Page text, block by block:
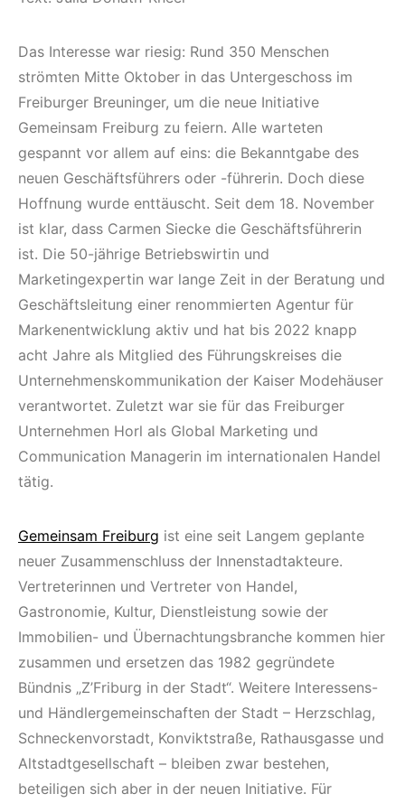
Das Interesse war riesig: Rund 350 Menschen
strömten Mitte Oktober in das Untergeschoss im
Freiburger Breuninger, um die neue Initiative
Gemeinsam Freiburg zu feiern. Alle warteten
gespannt vor allem auf eins: die Bekanntgabe des
neuen Geschäftsführers oder -führerin. Doch diese
Hoffnung wurde enttäuscht. Seit dem 18. November
ist klar, dass Carmen Siecke die Geschäftsführerin
ist. Die 50-jährige Betriebswirtin und
Marketingexpertin war lange Zeit in der Beratung und
Geschäftsleitung einer renommierten Agentur für
Markenentwicklung aktiv und hat bis 2022 knapp
acht Jahre als Mitglied des Führungskreises die
Unternehmenskommunikation der Kaiser Modehäuser
verantwortet. Zuletzt war sie für das Freiburger
Unternehmen Horl als Global Marketing und
Communication Managerin im internationalen Handel
tätig.
Gemeinsam Freiburg ist eine seit Langem geplante
neuer Zusammenschluss der Innenstadtakteure.
Vertreterinnen und Vertreter von Handel,
Gastronomie, Kultur, Dienstleistung sowie der
Immobilien- und Übernachtungsbranche kommen hier
zusammen und ersetzen das 1982 gegründete
Bündnis „Z’Friburg in der Stadt“. Weitere Interessens-
und Händlergemeinschaften der Stadt – Herzschlag,
Schneckenvorstadt, Konviktstraße, Rathausgasse und
Altstadtgesellschaft – bleiben zwar bestehen,
beteiligen sich aber in der neuen Initiative. Für